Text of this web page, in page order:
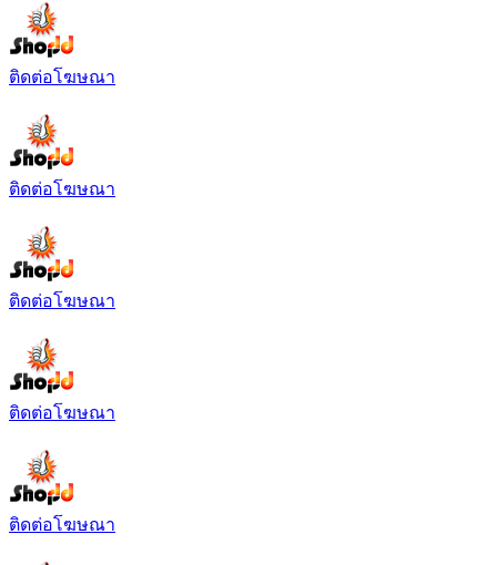
ติดต่อโฆษณา
ติดต่อโฆษณา
ติดต่อโฆษณา
ติดต่อโฆษณา
ติดต่อโฆษณา